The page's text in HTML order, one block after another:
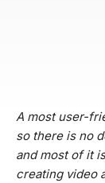
A most user-
so there is no
and most of it
creating video